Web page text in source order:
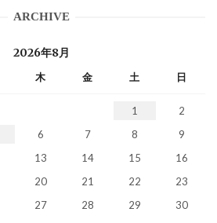
ARCHIVE
2026年8月
木 金 土 日
1
2
6 7 8
9
13 14 15
16
20 21 22
23
27 28 29
30